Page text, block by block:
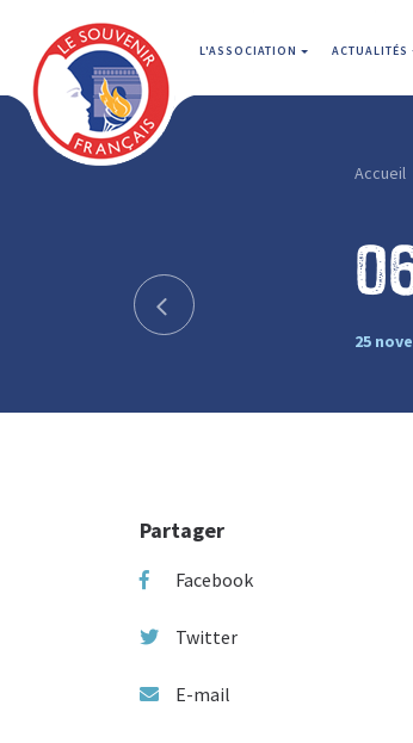
L'ASSOCIATION ACTUALITÉS
Accueil
25
Partager
Facebook
Twitter
E-mail